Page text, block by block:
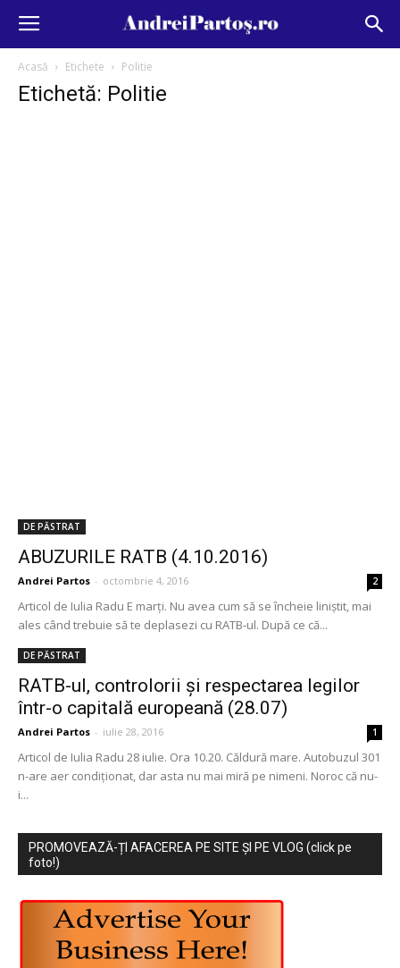
Acasă Etichete Politie
Etichetă: Politie
DE PĂSTRAT
ABUZURILE RATB (4.10.2016)
Andrei Partos - octombrie 4, 2016 2
Articol de Iulia Radu E marți. Nu avea cum să se încheie liniștit, mai
ales când trebuie să te deplasezi cu RATB-ul. După ce că...
DE PĂSTRAT
RATB-ul, controlorii și respectarea legilor
într-o capitală europeană (28.07)
Andrei Partos - iulie 28, 2016 1
Articol de Iulia Radu 28 iulie. Ora 10.20. Căldură mare. Autobuzul 301
n-are aer condiționat, dar asta nu mai miră pe nimeni. Noroc că nu-
i...
PROMOVEAZĂ-ȚI AFACEREA PE SITE ȘI PE VLOG (click pe
foto!)